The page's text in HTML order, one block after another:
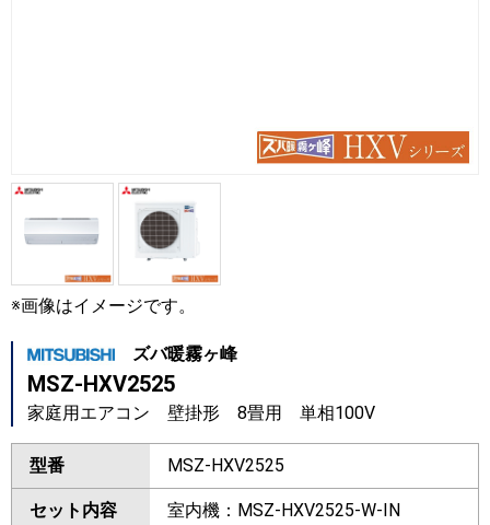
※画像はイメージです。
ズバ暖霧ヶ峰
MSZ-HXV2525
家庭用エアコン 壁掛形 8畳用 単相100V
型番 MSZ-HXV2525
セット内容
室内機：MSZ-HXV2525-W-IN